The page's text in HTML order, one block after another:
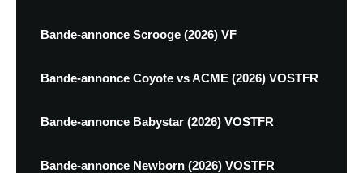
Bande-annonce Scrooge (2026) VF
Bande-annonce Coyote vs ACME (2026) VOSTFR
Bande-annonce Babystar (2026) VOSTFR
Bande-annonce Newborn (2026) VOSTFR